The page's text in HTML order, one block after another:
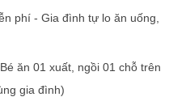
phí - Gia đình tự lo ăn uống,
ăn 01 xuất, ngồi 01 chỗ trên
gia đình)